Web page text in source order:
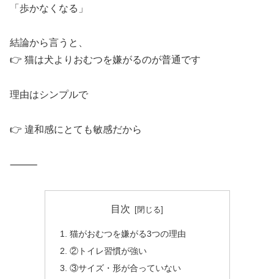
「歩かなくなる」
結論から言うと、
👉 猫は犬よりおむつを嫌がるのが普通です
理由はシンプルで
👉 違和感にとても敏感だから
⸻
目次
猫がおむつを嫌がる3つの理由
②トイレ習慣が強い
③サイズ・形が合っていない